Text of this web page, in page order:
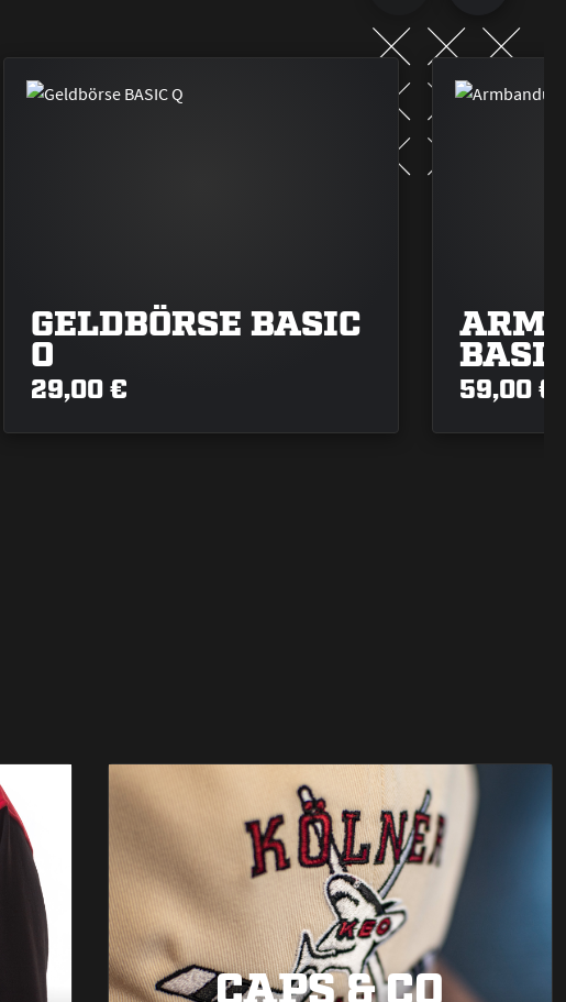
GELDBÖRSE BASIC
Q
29,00 € 59,00 €
CAPS & CO